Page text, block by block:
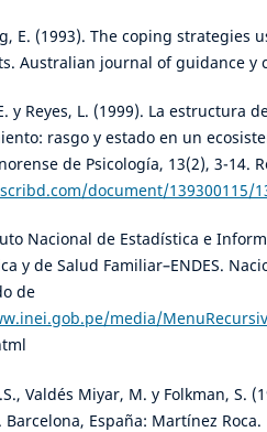
E. (1993). The coping strategies
Australian journal of guidance y
y Reyes, L. (1999). La estructura
rasgo y estado en un
de Psicología, 13(2), 3-14.
document/139300115/
Nacional de Estadística e
y de Salud Familiar–ENDES.
de
media/
Valdés Miyar, M. y Folkman, S.
España: Martínez Roca.